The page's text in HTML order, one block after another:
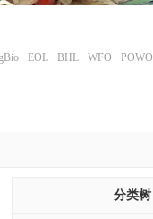
EOL BHL WFO POWO
分类树